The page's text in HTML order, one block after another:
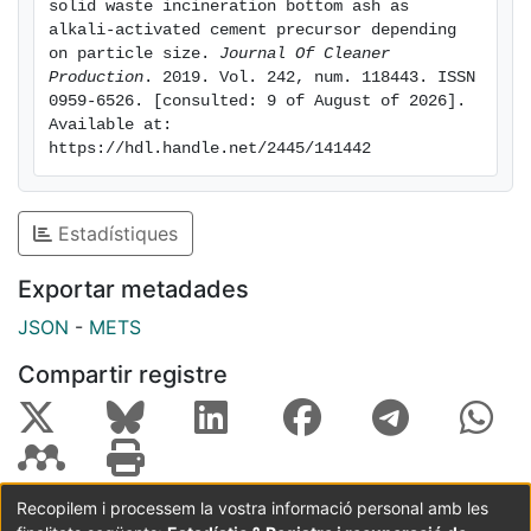
Al2O3) in all the particle size fractions studied. WBA
potential will be of considerable use to formulate
AACs, depending on the particle size fraction and the
Si/Al ratio, both as the sole precursor and mixed with
others.
solid waste incineration bottom ash as
alkali-activated cement precursor depending
on particle size. Journal Of Cleaner
Production . 2019. Vol. 242, num. 118443. ISSN
0959-6526. [consulted: 9 of August of 2026].
Available at:
https://hdl.handle.net/2445/141442
Estadístiques
Exportar metadades
JSON - METS
Compartir registre
Recopilem i processem la vostra informació personal amb les